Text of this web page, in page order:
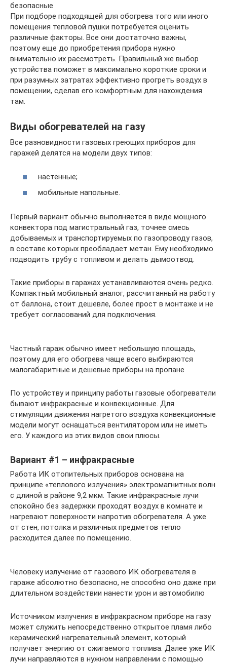
безопасные
При подборе подходящей для обогрева того или иного
помещения тепловой пушки потребуется оценить
различные факторы. Все они достаточно важны,
поэтому еще до приобретения прибора нужно
внимательно их рассмотреть. Правильный же выбор
устройства поможет в максимально короткие сроки и
при разумных затратах эффективно прогреть воздух в
помещении, сделав его комфортным для нахождения
там.
Виды обогревателей на газу
Все разновидности газовых греющих приборов для
гаражей делятся на модели двух типов:
настенные;
мобильные напольные.
Первый вариант обычно выполняется в виде мощного
конвектора под магистральный газ, точнее смесь
добываемых и транспортируемых по газопроводу газов,
в составе которых преобладает метан. Ему необходимо
подводить трубу с топливом и делать дымоотвод.
Такие приборы в гаражах устанавливаются очень редко.
Компактный мобильный аналог, рассчитанный на работу
от баллона, стоит дешевле, более прост в монтаже и не
требует согласований для подключения.
Частный гараж обычно имеет небольшую площадь,
поэтому для его обогрева чаще всего выбираются
малогабаритные и дешевые приборы на пропане
По устройству и принципу работы газовые обогреватели
бывают инфракрасные и конвекционные. Для
стимуляции движения нагретого воздуха конвекционные
модели могут оснащаться вентилятором или не иметь
его. У каждого из этих видов свои плюсы.
Вариант #1 – инфракрасные
Работа ИК отопительных приборов основана на
принципе «теплового излучения» электромагнитных волн
с длиной в районе 9,2 мкм. Такие инфракрасные лучи
спокойно без задержки проходят воздух в комнате и
нагревают поверхности напротив обогревателя. А уже
от стен, потолка и различных предметов тепло
расходится далее по помещению.
Человеку излучение от газового ИК обогревателя в
гараже абсолютно безопасно, не способно оно даже при
длительном воздействии нанести урон и автомобилю
Источником излучения в инфракрасном приборе на газу
может служить непосредственно открытое пламя либо
керамический нагревательный элемент, который
получает энергию от сжигаемого топлива. Далее уже ИК
лучи направляются в нужном направлении с помощью